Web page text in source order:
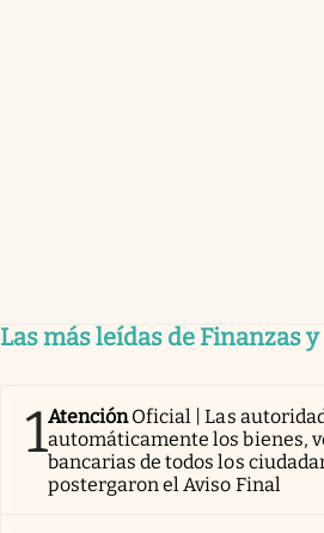
Las más leídas de Finanzas
1AtenciónOficial | Las
automáticamente los bienes,
bancarias de todos los
postergaron el Aviso Final